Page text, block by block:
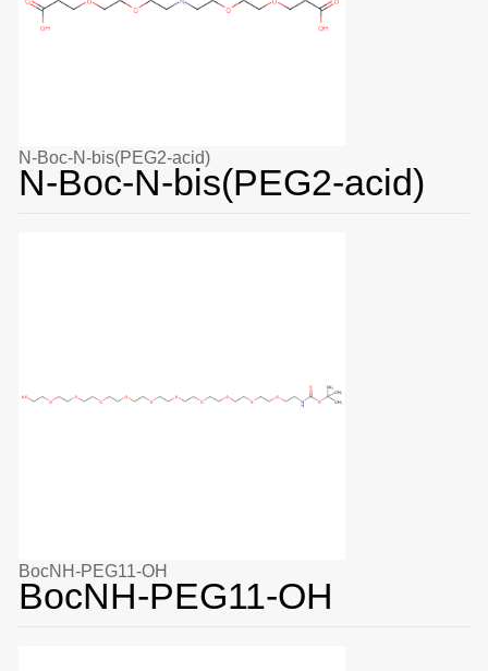
N-Boc-N-bis(PEG2-acid)
N-Boc-N-bis(PEG2-acid)
BocNH-PEG11-OH
BocNH-PEG11-OH